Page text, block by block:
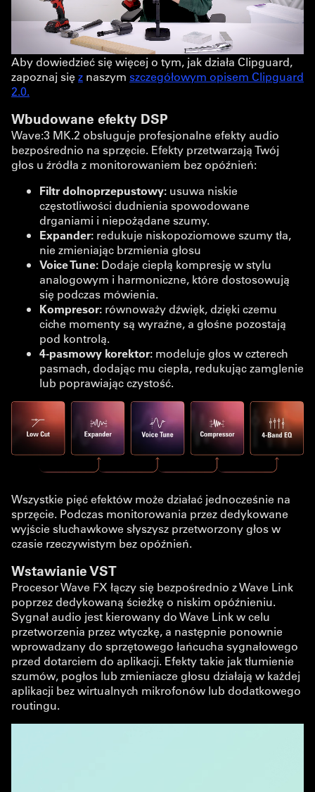
Aby dowiedzieć się więcej o tym, jak działa Clipguard,
zapoznaj się z naszym szczegółowym opisem Clipguard
2.0.
Wbudowane efekty DSP
Wave:3 MK.2 obsługuje profesjonalne efekty audio
bezpośrednio na sprzęcie. Efekty przetwarzają Twój
głos u źródła z monitorowaniem bez opóźnień:
Filtr dolnoprzepustowy: usuwa niskie
częstotliwości dudnienia spowodowane
drganiami i niepożądane szumy.
Expander: redukuje niskopoziomowe szumy tła,
nie zmieniając brzmienia głosu
Voice Tune: Dodaje ciepłą kompresję w stylu
analogowym i harmoniczne, które dostosowują
się podczas mówienia.
Kompresor: równoważy dźwięk, dzięki czemu
ciche momenty są wyraźne, a głośne pozostają
pod kontrolą.
4-pasmowy korektor: modeluje głos w czterech
pasmach, dodając mu ciepła, redukując zamglenie
lub poprawiając czystość.
Wszystkie pięć efektów może działać jednocześnie na
sprzęcie. Podczas monitorowania przez dedykowane
wyjście słuchawkowe słyszysz przetworzony głos w
czasie rzeczywistym bez opóźnień.
Wstawianie VST
Procesor Wave FX łączy się bezpośrednio z Wave Link
poprzez dedykowaną ścieżkę o niskim opóźnieniu.
Sygnał audio jest kierowany do Wave Link w celu
przetworzenia przez wtyczkę, a następnie ponownie
wprowadzany do sprzętowego łańcucha sygnałowego
przed dotarciem do aplikacji. Efekty takie jak tłumienie
szumów, pogłos lub zmieniacze głosu działają w każdej
aplikacji bez wirtualnych mikrofonów lub dodatkowego
routingu.